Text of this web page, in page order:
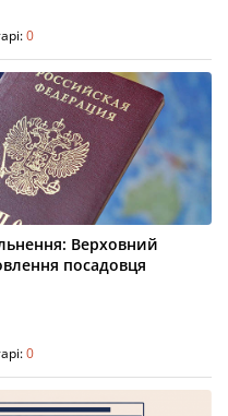
0
Верховний
посадовця
0